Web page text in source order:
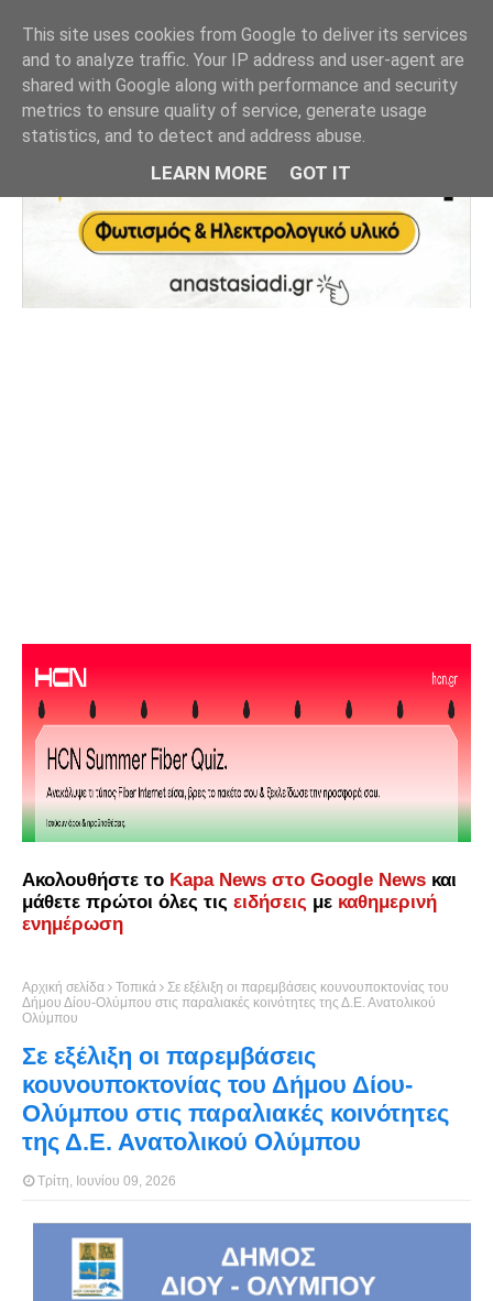
Ακολουθήστε το Kapa News στο Google News και
μάθετε πρώτοι όλες τις ειδήσεις με καθημερινή
ενημέρωση
Αρχική σελίδα Τοπικά
Σε εξέλιξη οι παρεμβάσεις κουνουποκτονίας του
Δήμου Δίου-Ολύμπου στις παραλιακές κοινότητες της Δ.Ε. Ανατολικού
Ολύμπου
Σε εξέλιξη οι παρεμβάσεις
κουνουποκτονίας του Δήμου Δίου-
Ολύμπου στις παραλιακές κοινότητες
της Δ.Ε. Ανατολικού Ολύμπου
Τρίτη, Ιουνίου 09, 2026
This site uses cookies from Google to deliver its services
and to analyze traffic. Your IP address and user-agent are
shared with Google along with performance and security
metrics to ensure quality of service, generate usage
statistics, and to detect and address abuse.
LEARN MORE GOT IT